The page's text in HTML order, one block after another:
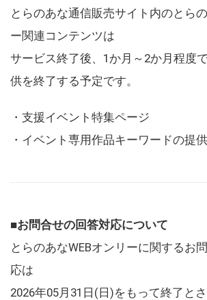
とらのあな通信販売サイト内のとら
ー関連コンテンツは
サービス終了後、1か月～2か月程度
供を終了する予定です。
・支援イベント特集ページ
・イベント専用作品キーワードの提供
■お問合せの回答対応について
とらのあなWEBオンリーに関するお
応は
2026年05月31日(日)をもって終了と